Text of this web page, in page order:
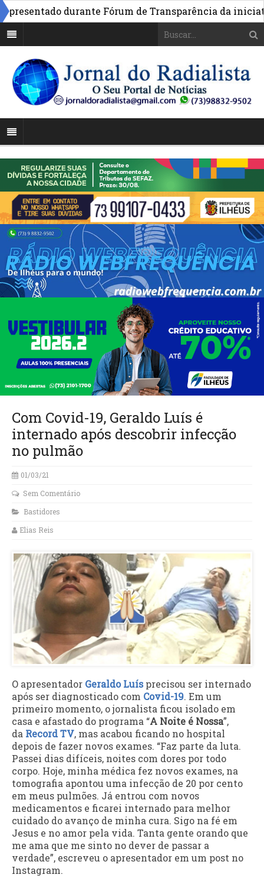
durante Fórum de Transparência da iniciativa
Com Covid-19, Geraldo Luís é
internado após descobrir infecção
no pulmão
01/03/21
Sem Comentário
Bastidores
Elias Reis
O apresentador Geraldo Luísprecisou ser internado
após ser diagnosticado com Covid-19. Em um
primeiro momento, o jornalista ficou isolado em
casa e afastado do programa “A Noite é Nossa”,
da Record TV, mas acabou ficando no hospital
depois de fazer novos exames. “Faz parte da luta.
Passei dias difíceis, noites com dores por todo
corpo. Hoje, minha médica fez novos exames, na
tomografia apontou uma infecção de 20 por cento
em meus pulmões. Já entrou com novos
medicamentos e ficarei internado para melhor
cuidado do avanço de minha cura. Sigo na fé em
Jesus e no amor pela vida. Tanta gente orando que
me ama que me sinto no dever de passar a
verdade”, escreveu o apresentador em um post no
Instagram.